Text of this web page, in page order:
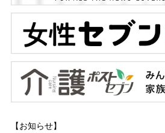
【お知らせ】